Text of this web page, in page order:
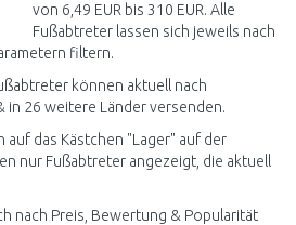
von 6,49 EUR bis 310 EUR. Alle
Fußabtreter lassen sich jeweils nach
filtern.
können aktuell nach
in 26 weitere Länder versenden.
auf das Kästchen "Lager" auf der
nur Fußabtreter angezeigt, die aktuell
nach Preis, Bewertung & Popularität